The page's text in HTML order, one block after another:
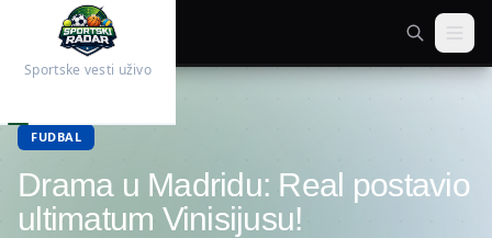
Sportske vesti uživo
FUDBAL
Drama u Madridu: Real postavio
ultimatum Vinisijusu!